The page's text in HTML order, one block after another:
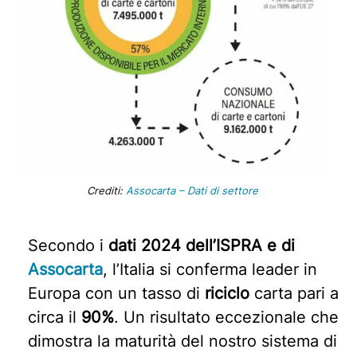
Crediti: Assocarta – Dati di settore
Secondo i dati 2024 dell’ISPRA e di
Assocarta, l’Italia si conferma leader in
Europa con un tasso di riciclo carta pari a
circa il 90%. Un risultato eccezionale che
dimostra la maturità del nostro sistema di